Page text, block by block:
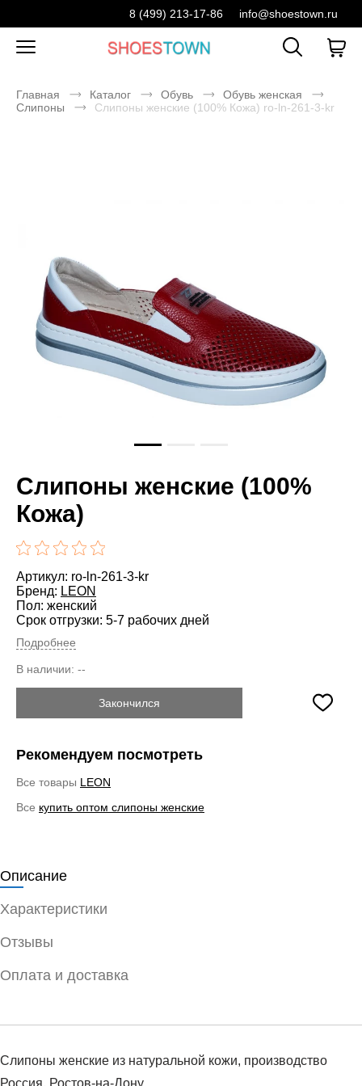
8 (499) 213-17-86 info@shoestown.ru
Главная Каталог Обувь
Обувь женская
Слипоны
Слипоны женские (100% Кожа) ro-ln-261-3-kr
Слипоны женские (100%
Кожа)
Артикул: ro-ln-261-3-kr
Бренд: LEON
Пол: женский
Срок отгрузки: 5-7 рабочих дней
Подробнее
В наличии: --
Закончился
Рекомендуем посмотреть
Все товары LEON
Все купить оптом слипоны женские
Описание
Характеристики
Отзывы
Оплата и доставка
Слипоны женские из натуральной кожи, производство
Россия, Ростов-на-Дону